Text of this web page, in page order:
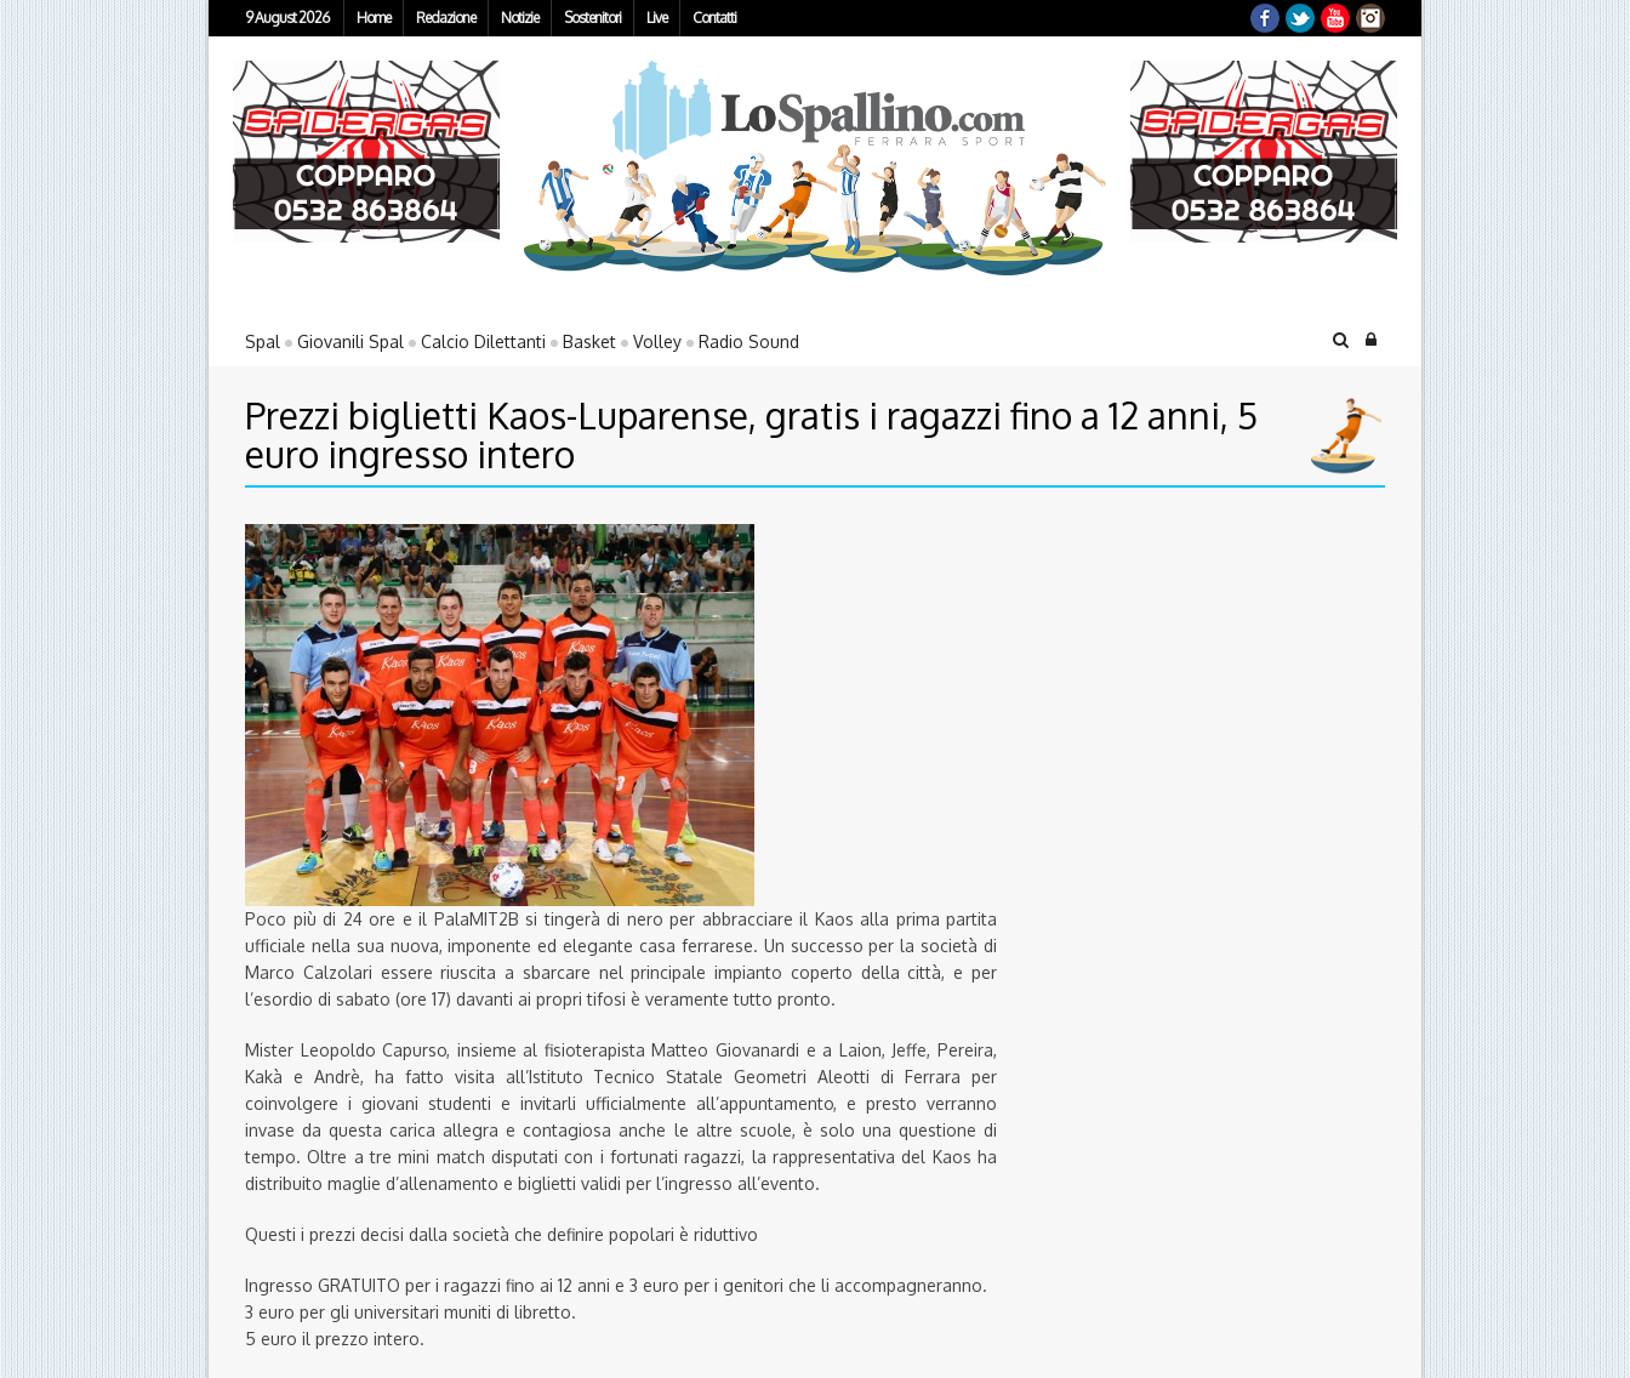
9 August 2026 Home Redazione Notizie Sostenitori Live Contatti Facebook
TwitterYouTubeInstagram
Spal Giovanili Spal Calcio Dilettanti Basket Volley Radio Sound
Prezzi biglietti Kaos-Luparense, gratis i ragazzi fino a 12 anni, 5
euro ingresso intero
Poco più di 24 ore e il PalaMIT2B si tingerà di nero per abbracciare il Kaos alla prima partita
ufficiale nella sua nuova, imponente ed elegante casa ferrarese. Un successo per la società di
Marco Calzolari essere riuscita a sbarcare nel principale impianto coperto della città, e per
l’esordio di sabato (ore 17) davanti ai propri tifosi è veramente tutto pronto.
Mister Leopoldo Capurso, insieme al fisioterapista Matteo Giovanardi e a Laion, Jeffe, Pereira,
Kakà e Andrè, ha fatto visita all’Istituto Tecnico Statale Geometri Aleotti di Ferrara per
coinvolgere i giovani studenti e invitarli ufficialmente all’appuntamento, e presto verranno
invase da questa carica allegra e contagiosa anche le altre scuole, è solo una questione di
tempo. Oltre a tre mini match disputati con i fortunati ragazzi, la rappresentativa del Kaos ha
distribuito maglie d’allenamento e biglietti validi per l’ingresso all’evento.
Questi i prezzi decisi dalla società che definire popolari è riduttivo
Ingresso GRATUITO per i ragazzi fino ai 12 anni e 3 euro per i genitori che li accompagneranno.
3 euro per gli universitari muniti di libretto.
5 euro il prezzo intero.